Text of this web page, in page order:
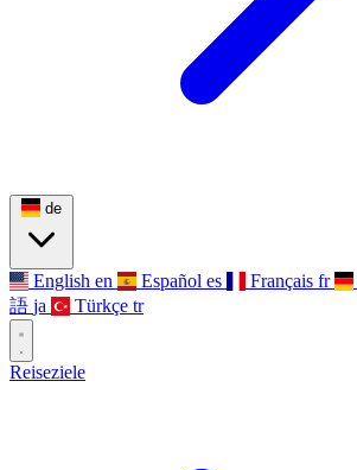
de
English en Español es Français fr
語 ja Türkçe tr
Reiseziele